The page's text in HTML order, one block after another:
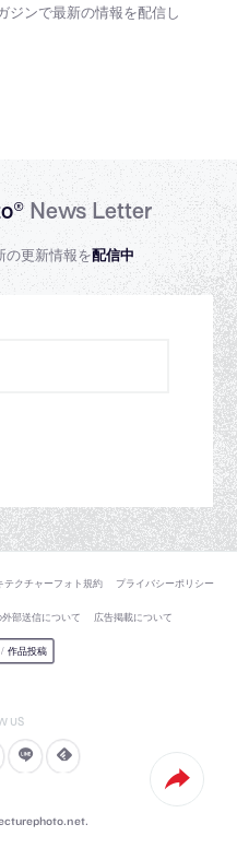
ジンで最新の情報を配信し
News Letter
の更新情報を配信中
テクチャーフォト規約 プライバシーポリシー
部送信について 広告掲載について
/ 作品投稿